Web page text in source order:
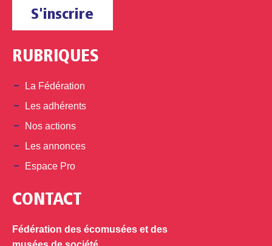
S'inscrire
RUBRIQUES
La Fédération
Les adhérents
Nos actions
Les annonces
Espace Pro
CONTACT
Fédération des écomusées et des